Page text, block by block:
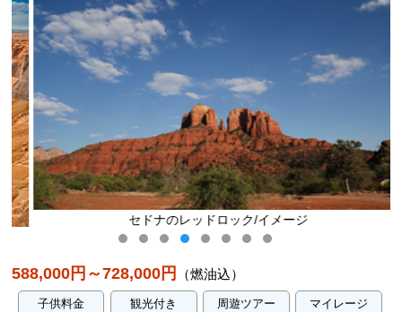
セドナのレッドロック/イメージ
588,000円～728,000円 （燃油込）
子供料金 観光付き 周遊ツアー マイレージ